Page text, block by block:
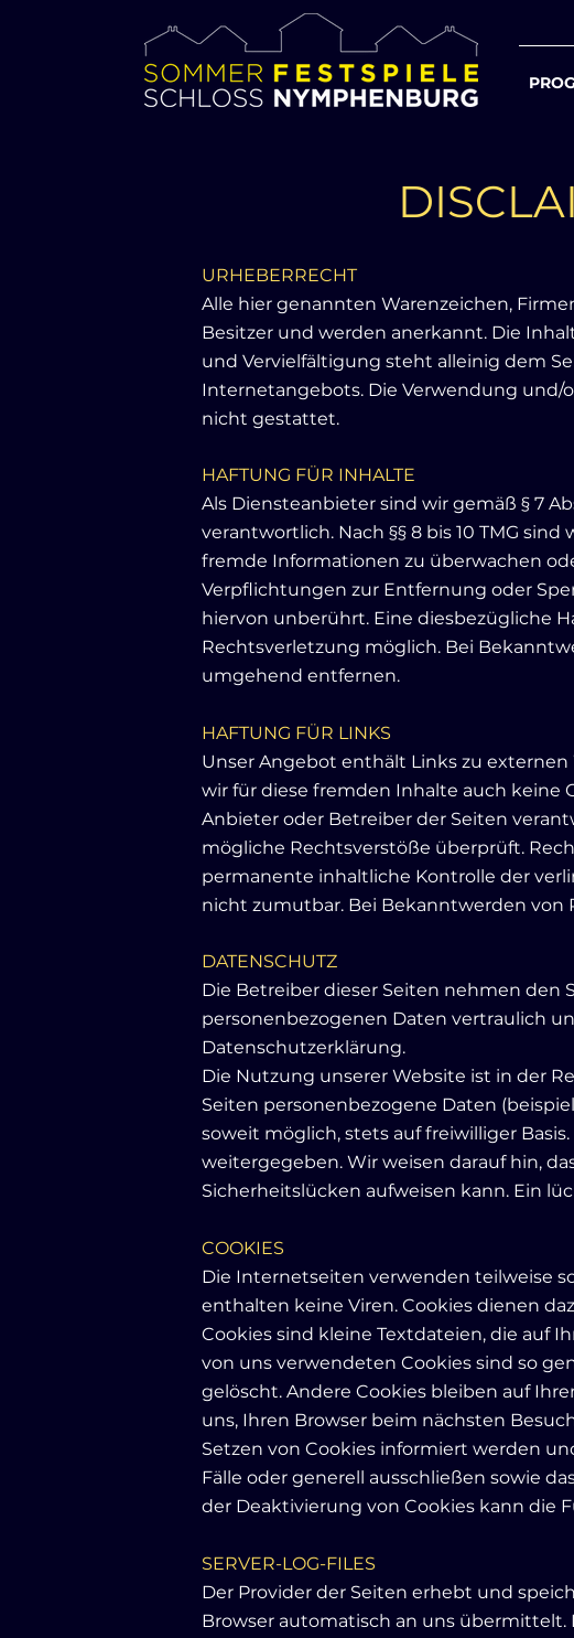
URHEBERRECHT
Alle hier genannten Warenzeichen,
Besitzer und werden anerkannt. Die
und Vervielfältigung steht alleinig dem
Internetangebots. Die Verwendung und/
nicht gestattet.
HAFTUNG FÜR INHALTE
Als Diensteanbieter sind wir gemäß § 7
verantwortlich. Nach §§ 8 bis 10 TMG
fremde Informationen zu überwachen
Verpflichtungen zur Entfernung oder
hiervon unberührt. Eine diesbezügliche
Rechtsverletzung möglich. Bei
umgehend entfernen.
​HAFTUNG FÜR LINKS
Unser Angebot enthält Links zu
wir für diese fremden Inhalte auch keine
Anbieter oder Betreiber der Seiten
mögliche Rechtsverstöße überprüft.
permanente inhaltliche Kontrolle der
nicht zumutbar. Bei Bekanntwerden
DATENSCHUTZ
Die Betreiber dieser Seiten nehmen den
personenbezogenen Daten vertraulich
Datenschutzerklärung.
Die Nutzung unserer Website ist in der
Seiten personenbezogene Daten
soweit möglich, stets auf freiwilliger
weitergegeben. Wir weisen darauf hin,
Sicherheitslücken aufweisen kann. Ein
COOKIES
Die Internetseiten verwenden teilweise
enthalten keine Viren. Cookies dienen
Cookies sind kleine Textdateien, die auf
von uns verwendeten Cookies sind so
gelöscht. Andere Cookies bleiben auf
uns, Ihren Browser beim nächsten
Setzen von Cookies informiert werden
Fälle oder generell ausschließen sowie
der Deaktivierung von Cookies kann die
SERVER-LOG-FILES
Der Provider der Seiten erhebt und
Browser automatisch an uns übermittelt.